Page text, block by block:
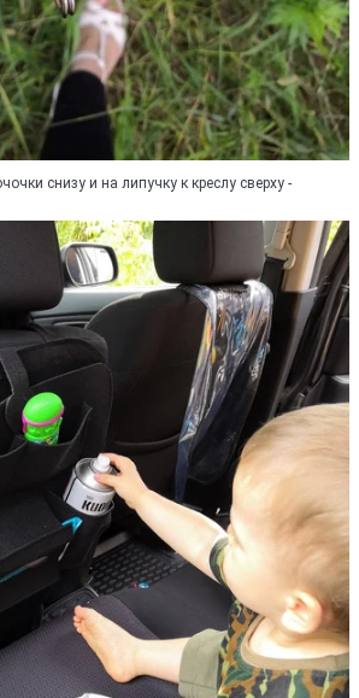
снизу и на липучку к креслу сверху -